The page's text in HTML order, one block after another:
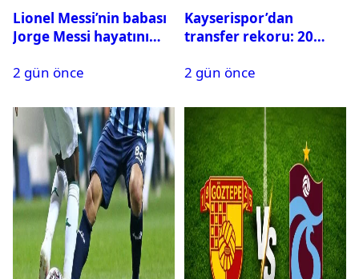
Lionel Messi’nin babası
Jorge Messi hayatını
2 gün önce
Kayserispor’dan
transfer rekoru: 20
2 gün önce